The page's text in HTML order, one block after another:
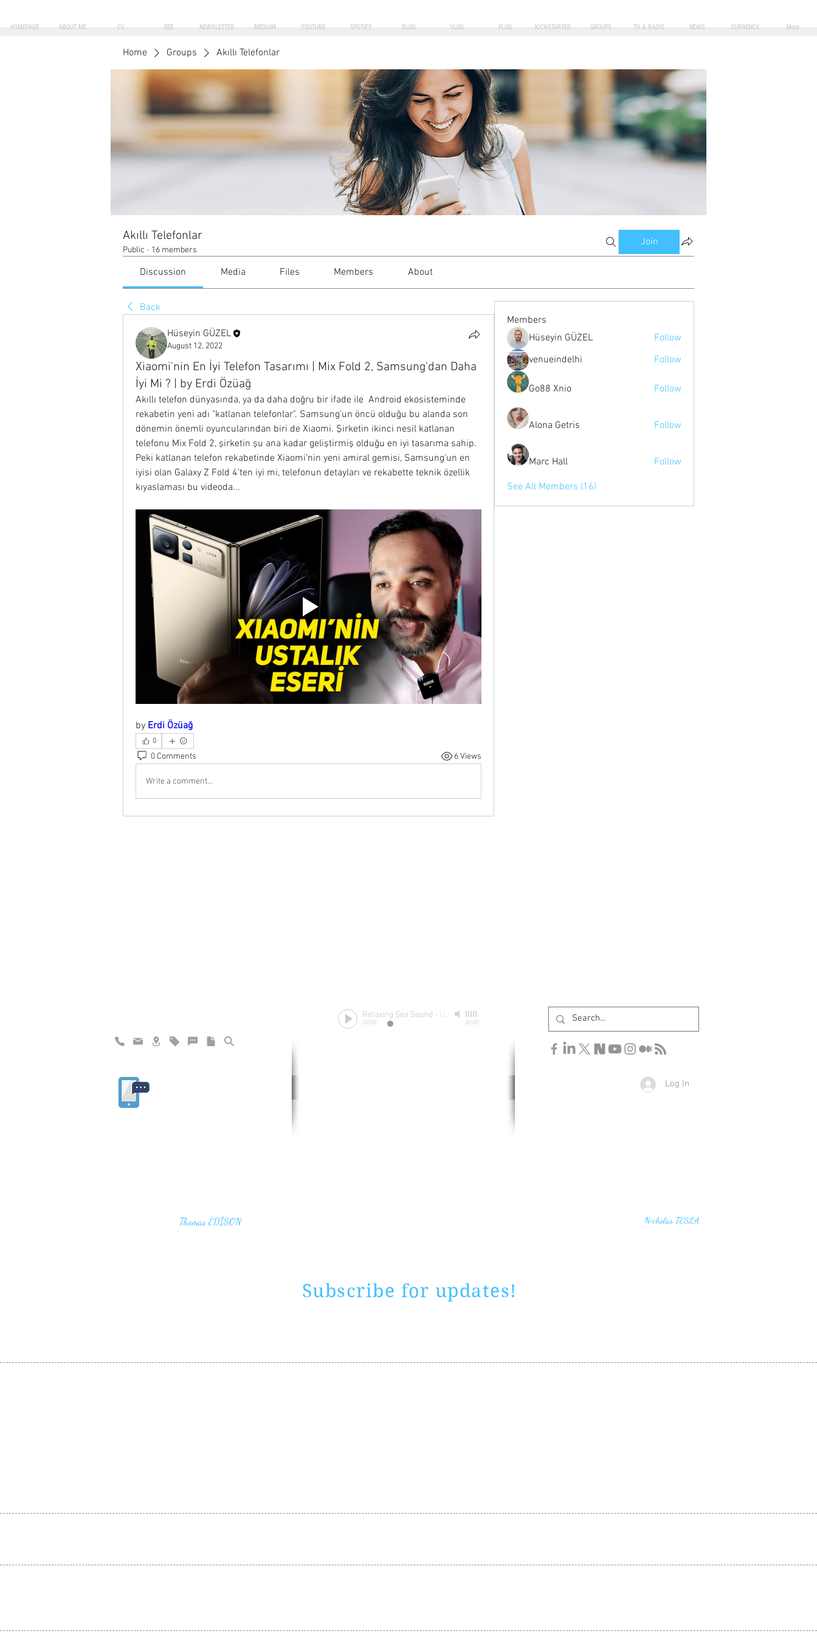
HOMEPAGE ABOUT ME CV EEE NEWSLETTER MEDIUM YOUTUBE SPOTIFY BLOG VLOG PLOG KICKSTARTER GROUPS TV & RADIO NEWS CURRENCY More
Home Groups Akıllı Telefonlar
Akıllı Telefonlar
Public · 16 members
Join
Discussion Media Files Members About
Back
Hüseyin GÜZEL
August 12, 2022
Xiaomi'nin En İyi Telefon Tasarımı | Mix Fold 2, Samsung'dan Daha
İyi Mi ? | by Erdi Özüağ
Akıllı telefon dünyasında, ya da daha doğru bir ifade ile  Android ekosisteminde
rekabetin yeni adı "katlanan telefonlar". Samsung'un öncü olduğu bu alanda son
dönemin önemli oyuncularından biri de Xiaomi. Şirketin ikinci nesil katlanan
telefonu Mix Fold 2, şirketin şu ana kadar geliştirmiş olduğu en iyi tasarıma sahip.
Peki katlanan telefon rekabetinde Xiaomi'nin yeni amiral gemisi, Samsung'un en
iyisi olan Galaxy Z Fold 4'ten iyi mi, telefonun detayları ve rekabette teknik özellik
kıyaslaması bu videoda...
by Erdi Özüağ
0
0 Comments 6 Views
Write a comment...
Members
Hüseyin GÜZEL
Follow
venueindelhi
Follow
Go88 Xnio Follow
Alona Getris Follow
Marc Hall Follow
See All Members (16)
Relaxing Sea Sound -
00:00 00:00
Log In
Thomas EDİSON Nicholas TESLA
Subscribe for updates!